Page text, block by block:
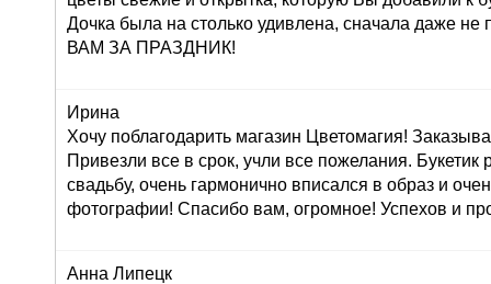
Дочка была на столько удивлена, сначала даже
ВАМ ЗА ПРАЗДНИК!
Ирина
Хочу поблагодарить магазин Цветомагия!
Привезли все в срок, учли все пожелания. Букетик
свадьбу, очень гармонично вписался в образ и
фотографии! Спасибо вам, огромное! Успехов и
Анна Липецк